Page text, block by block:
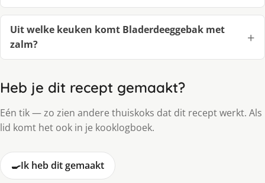
Uit welke keuken komt Bladerdeeggebak met
zalm?
Heb je dit recept gemaakt?
Eén tik — zo zien andere thuiskoks dat dit recept werkt. Als
lid komt het ook in je kooklogboek.
🍳Ik heb dit gemaakt